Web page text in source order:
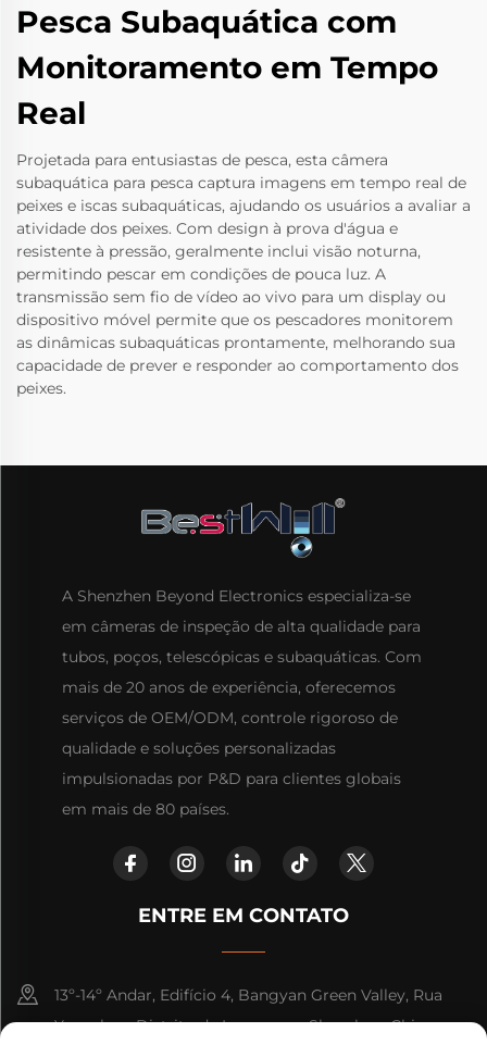
Pesca Subaquática com
Monitoramento em Tempo
Real
Projetada para entusiastas de pesca, esta câmera
subaquática para pesca captura imagens em tempo real de
peixes e iscas subaquáticas, ajudando os usuários a avaliar a
atividade dos peixes. Com design à prova d'água e
resistente à pressão, geralmente inclui visão noturna,
permitindo pescar em condições de pouca luz. A
transmissão sem fio de vídeo ao vivo para um display ou
dispositivo móvel permite que os pescadores monitorem
as dinâmicas subaquáticas prontamente, melhorando sua
capacidade de prever e responder ao comportamento dos
peixes.
A Shenzhen Beyond Electronics especializa-se
em câmeras de inspeção de alta qualidade para
tubos, poços, telescópicas e subaquáticas. Com
mais de 20 anos de experiência, oferecemos
serviços de OEM/ODM, controle rigoroso de
qualidade e soluções personalizadas
impulsionadas por P&D para clientes globais
em mais de 80 países.
ENTRE EM CONTATO
13º-14º Andar, Edifício 4, Bangyan Green Valley, Rua
Yuanshan, Distrito de Longgang, Shenzhen, China.